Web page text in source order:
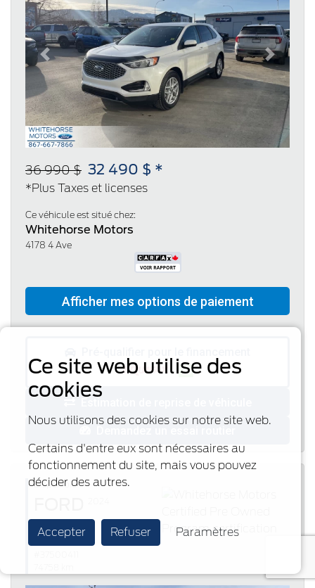
Previous Next
36 990 $ 32 490 $ *
*Plus Taxes et licenses
Ce véhicule est situé chez:
Whitehorse Motors
4178 4 Ave
Disponible
Edge
Ce site web utilise des
cookies
Nous utilisons des cookies sur notre site web.
Certains d'entre eux sont nécessaires au
fonctionnement du site, mais vous pouvez
décider des autres.
Accepter Refuser Paramètres